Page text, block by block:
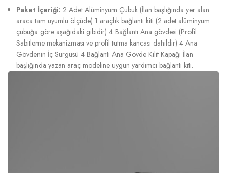
Paket İçeriği: 2 Adet Alüminyum Çubuk (İlan başlığında yer alan
araca tam uyumlu ölçüde) 1 araçlık bağlantı kiti (2 adet alüminyum
çubuğa göre aşağıdaki gibidir) 4 Bağlantı Ana gövdesi (Profil
Sabitleme mekanizması ve profil tutma kancası dahildir) 4 Ana
Gövdenin İç Sürgüsü 4 Bağlantı Ana Gövde Kilit Kapağı İlan
başlığında yazan araç modeline uygun yardımcı bağlantı kiti.